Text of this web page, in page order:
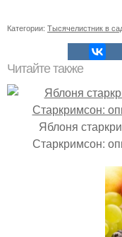
Категории: Тысячелистник в
Читайте также
Яблоня
Старкримсон: